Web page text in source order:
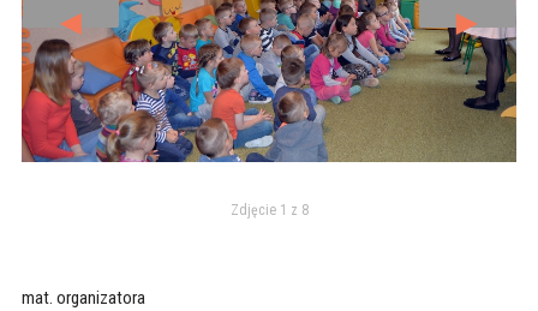
◄ ►
Zdjęcie 1 z 8
mat. organizatora